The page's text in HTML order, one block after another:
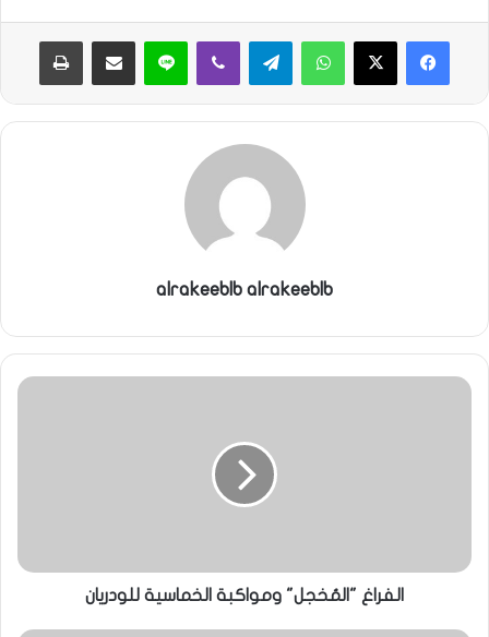
واتساب لاين
alrakeeblb alrakeeblb
الفراغ "المُخجل" ومواكبة الخماسية للودريان